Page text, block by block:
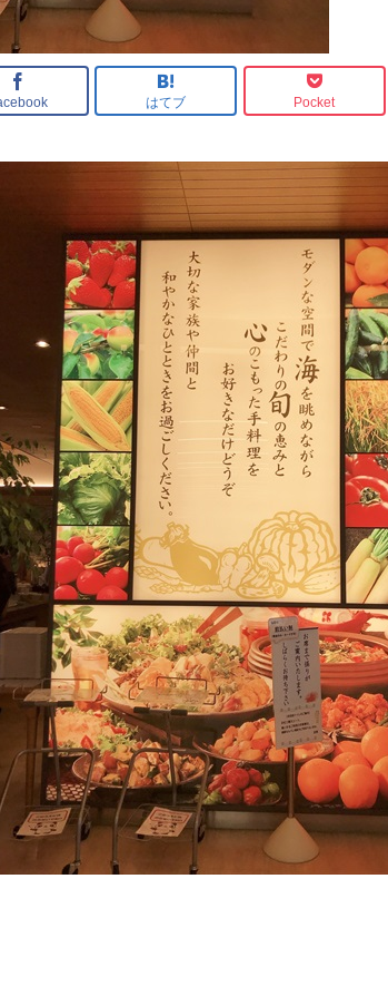
はてブ Pocket